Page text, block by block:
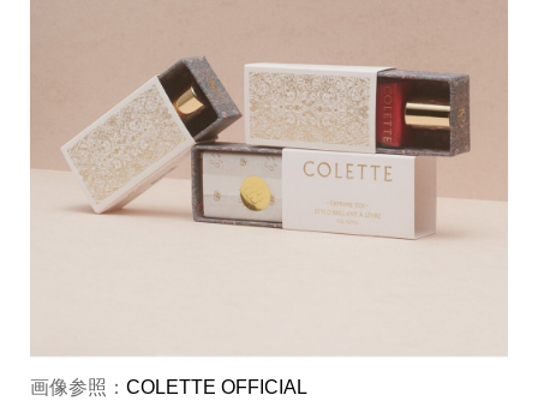
画像参照： COLETTE OFFICIAL